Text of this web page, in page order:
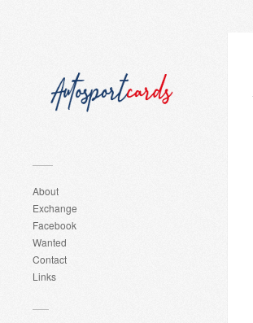
About
Exchange
Facebook
Wanted
Contact
Links